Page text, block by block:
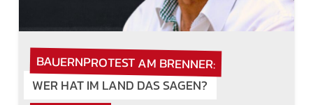
BAUERNPROTEST AM BRENNER:
WER HAT IM LAND DAS SAGEN?